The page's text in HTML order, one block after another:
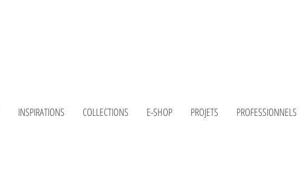
INSPIRATIONS COLLECTIONS E-SHOP PROJETS PROFESSIONNELS